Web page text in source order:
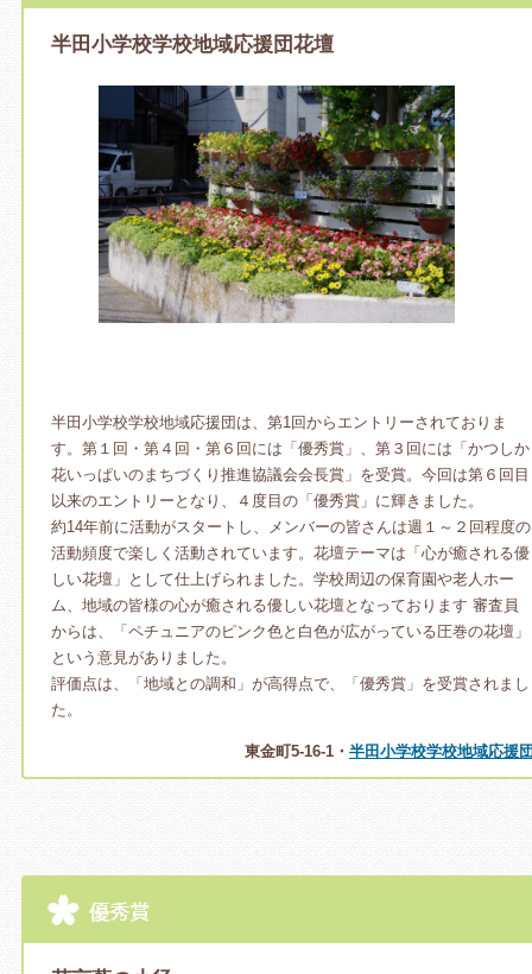
半田小学校学校地域応援団花壇
半田小学校学校地域応援団は、第1回からエントリーされておりま
す。第１回・第４回・第６回には「優秀賞」、第３回には「かつしか
花いっぱいのまちづくり推進協議会会長賞」を受賞。今回は第６回目
以来のエントリーとなり、４度目の「優秀賞」に輝きました。
約14年前に活動がスタートし、メンバーの皆さんは週１～２回程度の
活動頻度で楽しく活動されています。花壇テーマは「心が癒される優
しい花壇」として仕上げられました。学校周辺の保育園や老人ホー
ム、地域の皆様の心が癒される優しい花壇となっております 審査員
からは、「ペチュニアのピンク色と白色が広がっている圧巻の花壇」
という意見がありました。
評価点は、「地域との調和」が高得点で、「優秀賞」を受賞されまし
た。
東金町5-16-1・ 半田小学校学校地域応援